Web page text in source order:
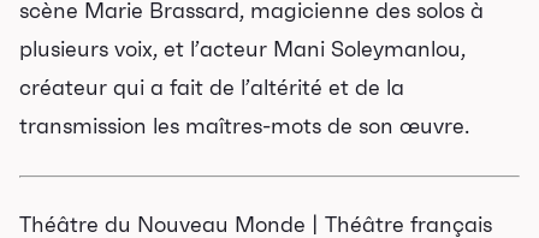
Programmation
Mises en vente
scène Marie Brassard, magicienne des solos à
plusieurs voix, et l’acteur Mani Soleymanlou,
créateur qui a fait de l’altérité et de la
transmission les maîtres-mots de son œuvre.
Théâtre du Nouveau Monde | Théâtre français